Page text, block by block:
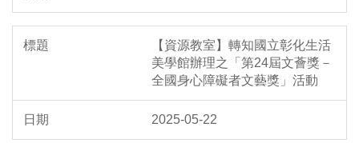
【資源教室】轉知國立彰化生活
美學館辦理之「第24屆文薈獎－
全國身心障礙者文藝獎」活動
2025-05-22